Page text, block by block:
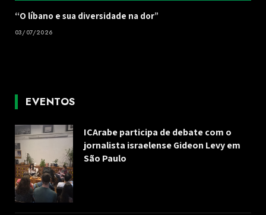
“O líbano e sua diversidade na dor”
03/07/2026
EVENTOS
ICArabe participa de debate com o
jornalista israelense Gideon Levy em
São Paulo